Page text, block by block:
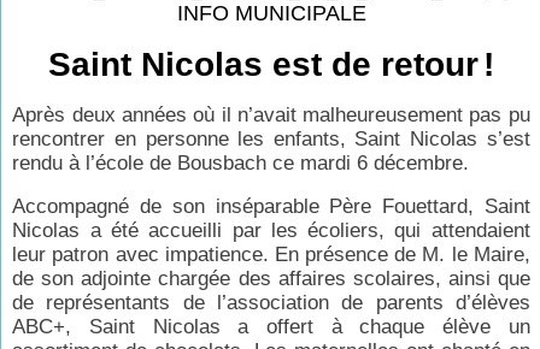
INFO MUNICIPALE
Saint Nicolas est de retour!
Après deux années où il n’avait malheureusement pas pu
rencontrer en personne les enfants, Saint Nicolas s’est
rendu à l’école de Bousbach ce mardi 6 décembre.
Accompagné de son inséparable Père Fouettard, Saint
Nicolas a été accueilli par les écoliers, qui attendaient
leur patron avec impatience. En présence de M. le Maire,
de son adjointe chargée des affaires scolaires, ainsi que
de représentants de l’association de parents d’élèves
ABC+, Saint Nicolas a offert à chaque élève un